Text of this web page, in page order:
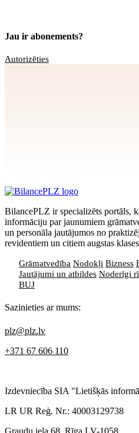
Jau ir abonements?
Autorizēties
BilancePLZ ir specializēts portāls,
informāciju par jaunumiem
un personāla jautājumos no
revidentiem un citiem augstas
Grāmatvedība Nodokļi Bizness
Jautājumi un atbildes Noderīgi
BUJ
Sazinieties ar mums:
plz@plz.lv
+371 67 606 110
Izdevniecība SIA "Lietišķās
LR UR Reģ. Nr.: 40003129738
Graudu iela 68, Rīga LV-1058